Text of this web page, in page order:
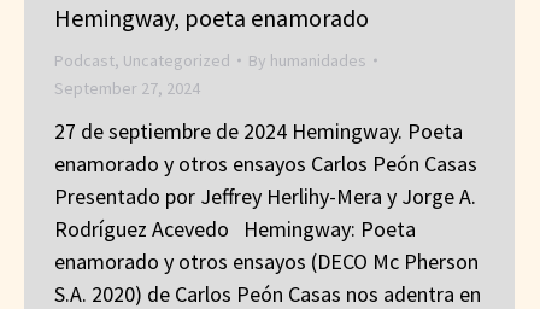
Hemingway, poeta enamorado
Podcast, Uncategorized By humanidades
September 27, 2024
27 de septiembre de 2024 Hemingway. Poeta
enamorado y otros ensayos Carlos Peón Casas
Presentado por Jeffrey Herlihy-Mera y Jorge A.
Rodríguez Acevedo Hemingway: Poeta
enamorado y otros ensayos (DECO Mc Pherson
S.A. 2020) de Carlos Peón Casas nos adentra en